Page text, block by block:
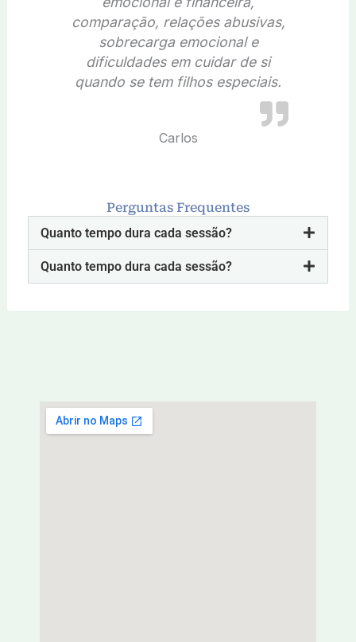
comparação, relações abusivas,
sobrecarga emocional e
dificuldades em cuidar de si
quando se tem filhos especiais.
Carlos
Perguntas Frequentes
Quanto tempo dura cada sessão?
Quanto tempo dura cada sessão?